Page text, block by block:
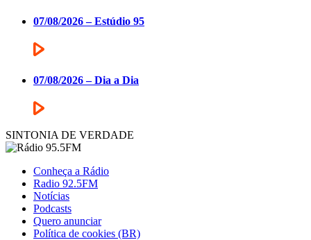
07/08/2026 – Estúdio 95
07/08/2026 – Dia a Dia
SINTONIA DE VERDADE
Conheça a Rádio
Radio 92.5FM
Notícias
Podcasts
Quero anunciar
Política de cookies (BR)